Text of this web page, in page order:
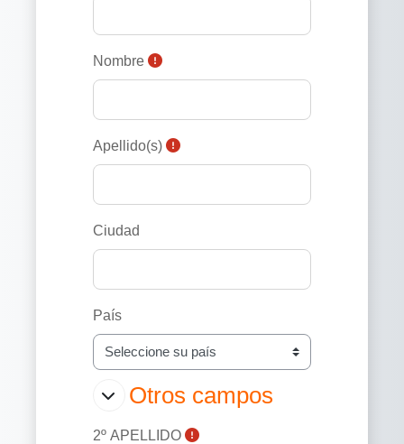
Nombre
Apellido(s)
Ciudad
País
Otros campos
Otros campos
Otros campos
2º APELLIDO